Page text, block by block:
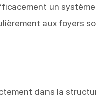
un
aux foyers
dans la